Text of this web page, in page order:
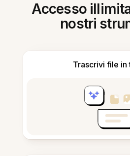
Accesso
nostri
Trascrivi file in